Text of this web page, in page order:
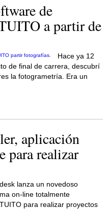
de
a partir de
Hace ya 12
de final de carrera, descubrí
la fotogrametría. Era un
aplicación
para realizar
lanza un novedoso
on-line totalmente
para realizar proyectos